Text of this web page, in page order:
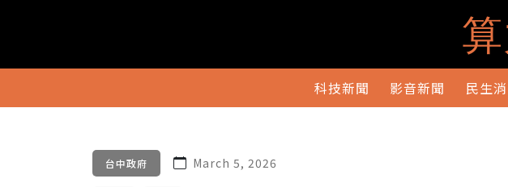
科技新聞 影音新聞 民生
台中政府 March 5, 2026